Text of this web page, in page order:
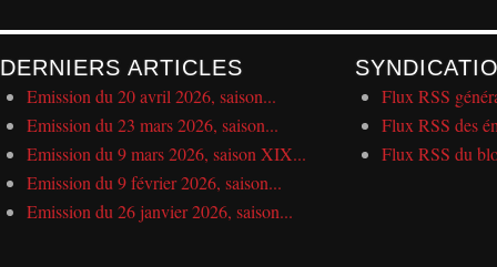
DERNIERS ARTICLES
Emission du 20 avril 2026, saison...
Emission du 23 mars 2026, saison...
Emission du 9 mars 2026, saison XIX...
Emission du 9 février 2026, saison...
Emission du 26 janvier 2026, saison...
Flux RSS
Flux RSS des
Flux RSS du